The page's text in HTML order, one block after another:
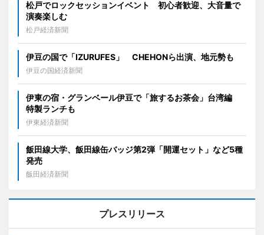
松戸でロックセッションイベント 初心者歓迎、大音量で
演奏楽しむ
松戸経済新聞
伊豆の国で「IZURUFES」 CHEHONら出演、地元勢も
伊豆の国経済新聞
伊東の宿・グランベール伊豆で「旅するお茶会」台湾編
特製ランチも
伊東経済新聞
飯田線大学、飯田線缶バッジ第2弾「開運セット」など5種
発売
飯田経済新聞
プレスリリース